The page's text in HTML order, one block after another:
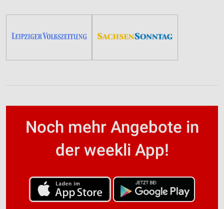
Noch mehr Angebote in
der weekli App!